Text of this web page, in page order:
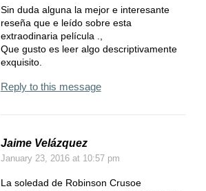
Sin duda alguna la mejor e interesante
reseña que e leído sobre esta
extraodinaria película .,
Que gusto es leer algo descriptivamente
exquisito.
Reply to this message
Jaime Velázquez
January 23, 2016at 10:57 pm
La soledad de Robinson Crusoe